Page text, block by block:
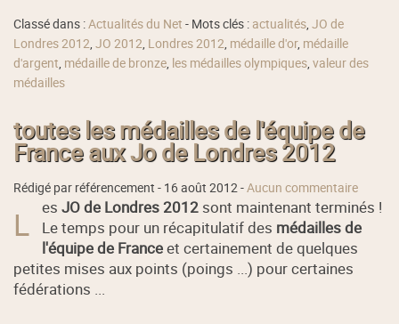
Classé dans :Actualités du Net - Mots clés : actualités,JO de
Londres 2012,JO 2012, Londres 2012, médaille d'or, médaille
d'argent, médaille de bronze, les médailles olympiques,valeur des
médailles
toutes les médailles de l'équipe de
France aux Jo de Londres 2012
Rédigé par référencement - 16 août 2012-Aucun commentaire
L esJO de Londres 2012 sont maintenant terminés !
Le temps pour un récapitulatif des médailles de
l'équipe de Franceet certainement de quelques
petites mises aux points (poings ...) pour certaines
fédérations ...